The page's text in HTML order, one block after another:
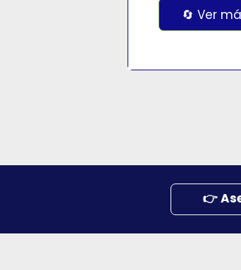
conformamos un
de calidad y
con la mejor
🔄 Ver
👉